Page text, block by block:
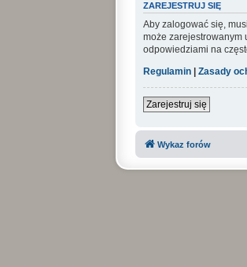
ZAREJESTRUJ SIĘ
Aby zalogować się,
może zarejestrowanym
odpowiedziami na
Regulamin | Zasady
Zarejestruj się
Wykaz forów